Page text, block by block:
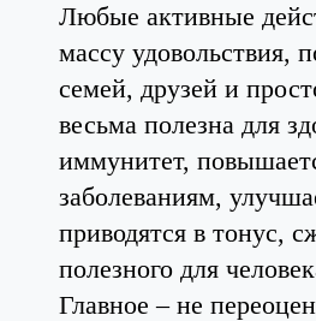
Любые активные
массу удовольствия,
семей, друзей и
весьма полезна для
иммунитет,
заболеваниям,
приводятся в тонус,
полезного для
Главное – не